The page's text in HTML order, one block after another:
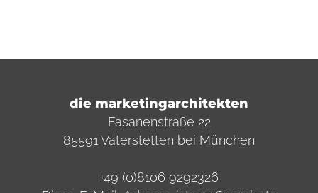
die marketingarchitekten
Fasanenstraße 22
85591 Vaterstetten bei München
+49 (0)8106 9292326